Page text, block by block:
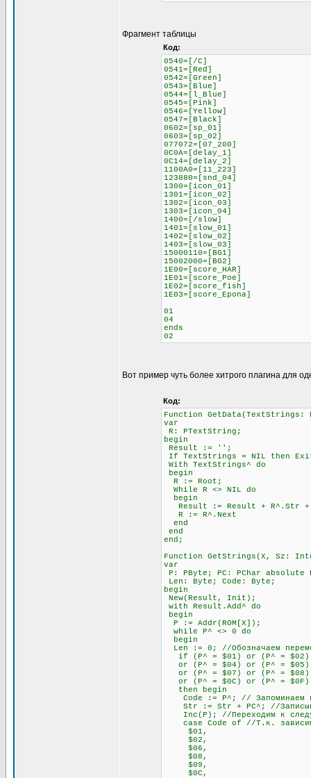
Фрагмент таблицы
Код:
0540=[/C]
0541=[Red]
0542=[Green]
0543=[Blue]
0544=[l_Blue]
0545=[Pink]
0546=[Yellow]
0547=[Black]
0602=[sp_01]
0603=[sp_02]
077072=[07_200]
0C0A=[delay_1]
0C14=[delay_2]
1100A0=[11_223]
123880=[snd_04]
1300=[icon_01]
1301=[icon_02]
1302=[icon_03]
1303=[icon_04]
1400=[/slow]
1401=[slow_01]
1402=[slow_02]
1403=[slow_03]
15000110=[BG1]
15002000=[BG2]
1E00=[score_HAR]
1E01=[score_Poe]
1E02=[score_fish]
1E03=[score_Epona]
01
04
ends
02
Вот пример чуть более хитрого плагина для
Код:
Function
var
R: PTextString;
begin
Result := '';
If TextStrings = NIL then
With TextStrings^ do
begin
R := Root;
While R <> NIL do
begin
Result := Result + R^.Str +
R := R^.Next
end
end
end;
Function GetStrings(X, Sz:
var
P: PByte; PC: PChar absolute
Len: Byte; Code: Byte;
begin
New(Result, Init);
with Result.Add^ do
begin
P := Addr(ROM[X]);
while P^ <> 0 do
begin
Len := 0; //Обозначаем
if (P^ = $01) or (P^ = $02) or
or (P^ = $04) or (P^ = $05) or
or (P^ = $07) or (P^ = $08)
or (P^ = $0C) or (P^ = $0F)
then begin
Code := P^; // Запоминаем
Str := Str + PC^; //
Inc(P); //Переходим к
case Code of //Т.к.
$01,
$02,
$06,
$08,
$09,
$0C,